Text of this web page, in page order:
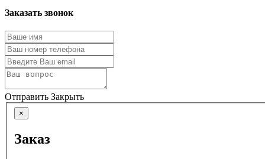
Заказать звонок
Отправить Закрыть
×
Заказ